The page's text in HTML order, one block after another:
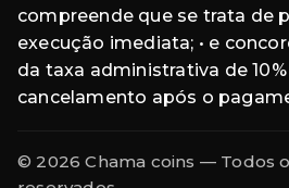
compreende que se trata de
execução imediata; • e
da taxa administrativa de
cancelamento após o
© 2026 Chama coins — Todos